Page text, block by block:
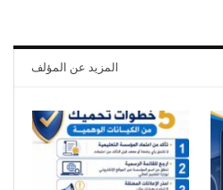
المزيد عن المؤلف